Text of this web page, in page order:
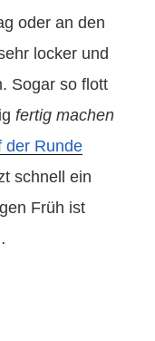
oder an den
locker und
Sogar so flott
fertig machen
der Runde
schnell ein
Früh ist